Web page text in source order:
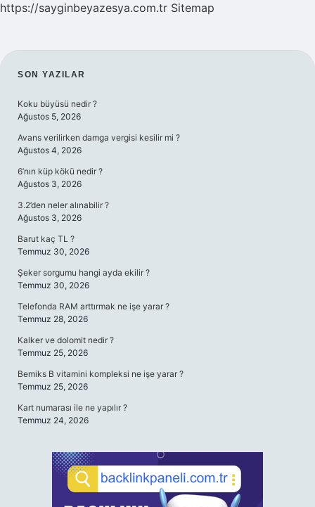
https://sayginbeyazesya.com.tr Sitemap
SIDEBAR
SON YAZILAR
Koku büyüsü nedir ?
Ağustos 5, 2026
Avans verilirken damga vergisi kesilir mi ?
Ağustos 4, 2026
6’nın küp kökü nedir ?
Ağustos 3, 2026
3.2’den neler alınabilir ?
Ağustos 3, 2026
Barut kaç TL ?
Temmuz 30, 2026
Şeker sorgumu hangi ayda ekilir ?
Temmuz 30, 2026
Telefonda RAM arttırmak ne işe yarar ?
Temmuz 28, 2026
Kalker ve dolomit nedir ?
Temmuz 25, 2026
Bemiks B vitamini kompleksi ne işe yarar ?
Temmuz 25, 2026
Kart numarası ile ne yapılır ?
Temmuz 24, 2026